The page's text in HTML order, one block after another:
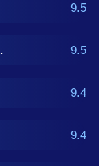
可供
您选
9.5
9.5
9.4
9.4